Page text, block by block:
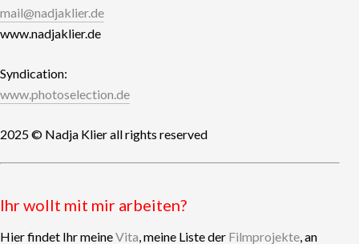
mail@nadjaklier.de
www.nadjaklier.de
Syndication:
www.photoselection.de
2025 © Nadja Klier all rights reserved
Ihr wollt mit mir arbeiten?
Hier findet Ihr meineVita, meine Liste der Filmprojekte, an